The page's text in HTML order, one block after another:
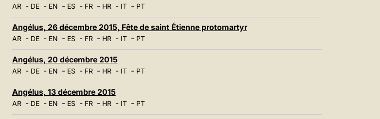
LATINE
AR- DE- EN - ES- FR- HR- IT- PT
Angélus, 26 décembre 2015, Fête de saint Étienne protomartyr
AR- DE- EN - ES- FR- HR- IT- PT
Angélus, 20 décembre 2015
AR- DE- EN - ES- FR- HR- IT- PT
Angélus, 13 décembre 2015
AR- DE- EN - ES- FR- HR- IT- PT